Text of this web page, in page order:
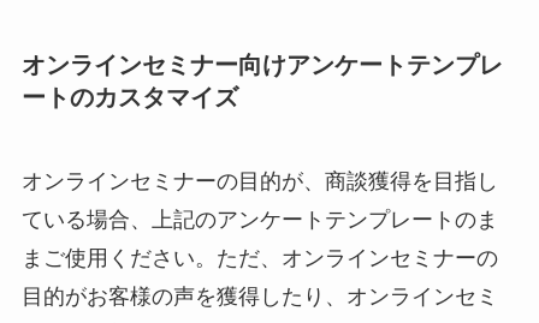
オンラインセミナー向けアンケートテンプレ
ートのカスタマイズ
オンラインセミナーの目的が、商談獲得を目指し
ている場合、上記のアンケートテンプレートのま
まご使用ください。ただ、オンラインセミナーの
目的がお客様の声を獲得したり、オンラインセミ